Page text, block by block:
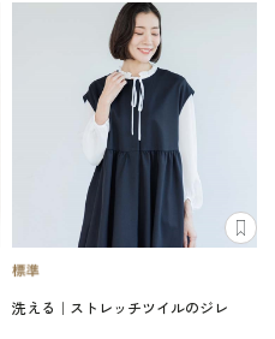
洗える｜ストレッチツイルのジレ